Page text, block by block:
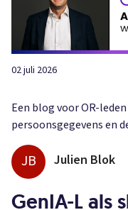
02 juli 2026
Een blog voor OR-
persoonsgegevens en
JB Julien Blok
GenIA-L als